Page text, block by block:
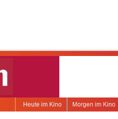
Morgen im Kino
Heute im Kino